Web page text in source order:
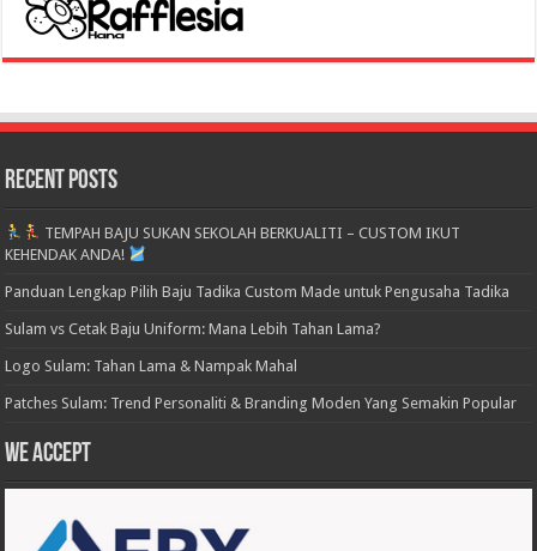
Recent Posts
TEMPAH BAJU SUKAN SEKOLAH BERKUALITI – CUSTOM IKUT
KEHENDAK ANDA!
Panduan Lengkap Pilih Baju Tadika Custom Made untuk Pengusaha Tadika
Sulam vs Cetak Baju Uniform: Mana Lebih Tahan Lama?
Logo Sulam: Tahan Lama & Nampak Mahal
Patches Sulam: Trend Personaliti & Branding Moden Yang Semakin Popular
We accept